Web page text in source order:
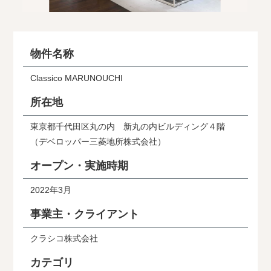
物件名称
Classico MARUNOUCHI
所在地
東京都千代田区丸の内 新丸の内ビルディング４階
（デベロッパー三菱地所株式会社）
オープン・実施時期
2022年3月
事業主・クライアント
クラシコ株式会社
カテゴリ